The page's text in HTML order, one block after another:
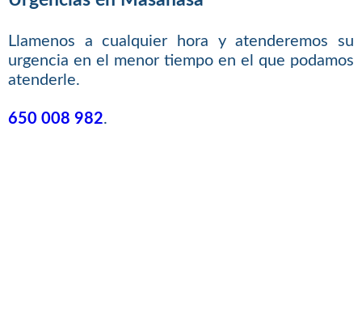
Llamenos a cualquier hora y atenderemos su
urgencia en el menor tiempo en el que podamos
atenderle.
650 008 982.